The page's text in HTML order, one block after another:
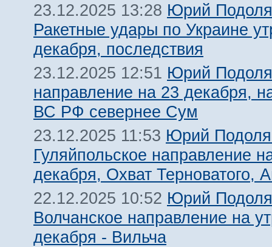
23.12.2025 13:28 Юрий
Ракетные удары по Украине
декабря, последствия
23.12.2025 12:51 Юрий
направление на 23 декабря,
ВС РФ севернее Сум
23.12.2025 11:53 Юрий
Гуляйпольское направление
декабря, Охват Терноватого,
22.12.2025 10:52 Юрий
Волчанское направление на
декабря - Вильча